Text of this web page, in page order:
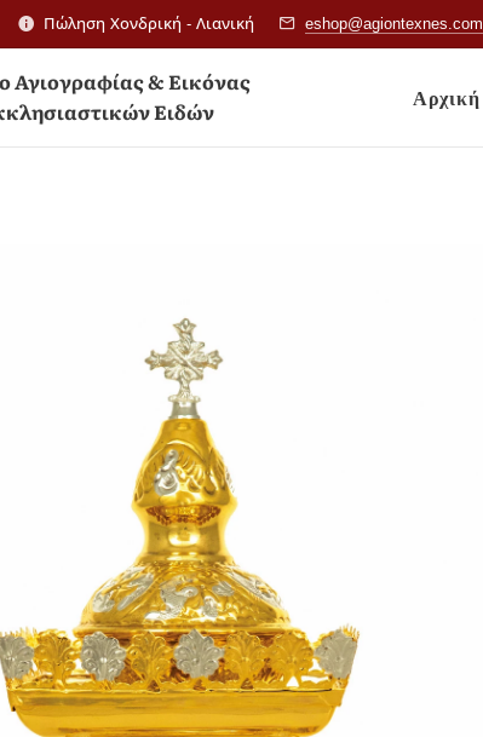
Πώληση Χονδρική - Λιανική eshop@agiontexnes.com
Αγιογραφίας & Εικόνας
Ειδών
Αρχική